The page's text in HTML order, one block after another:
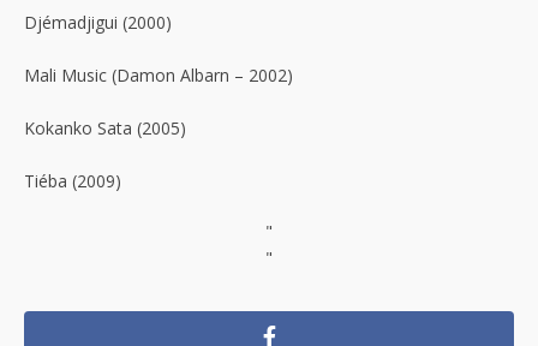
Djémadjigui (2000)
Mali Music (Damon Albarn – 2002)
Kokanko Sata (2005)
Tiéba (2009)
"
"